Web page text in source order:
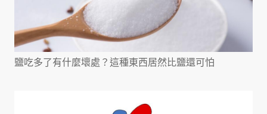
鹽吃多了有什麼壞處？這種東西居然比鹽還可怕